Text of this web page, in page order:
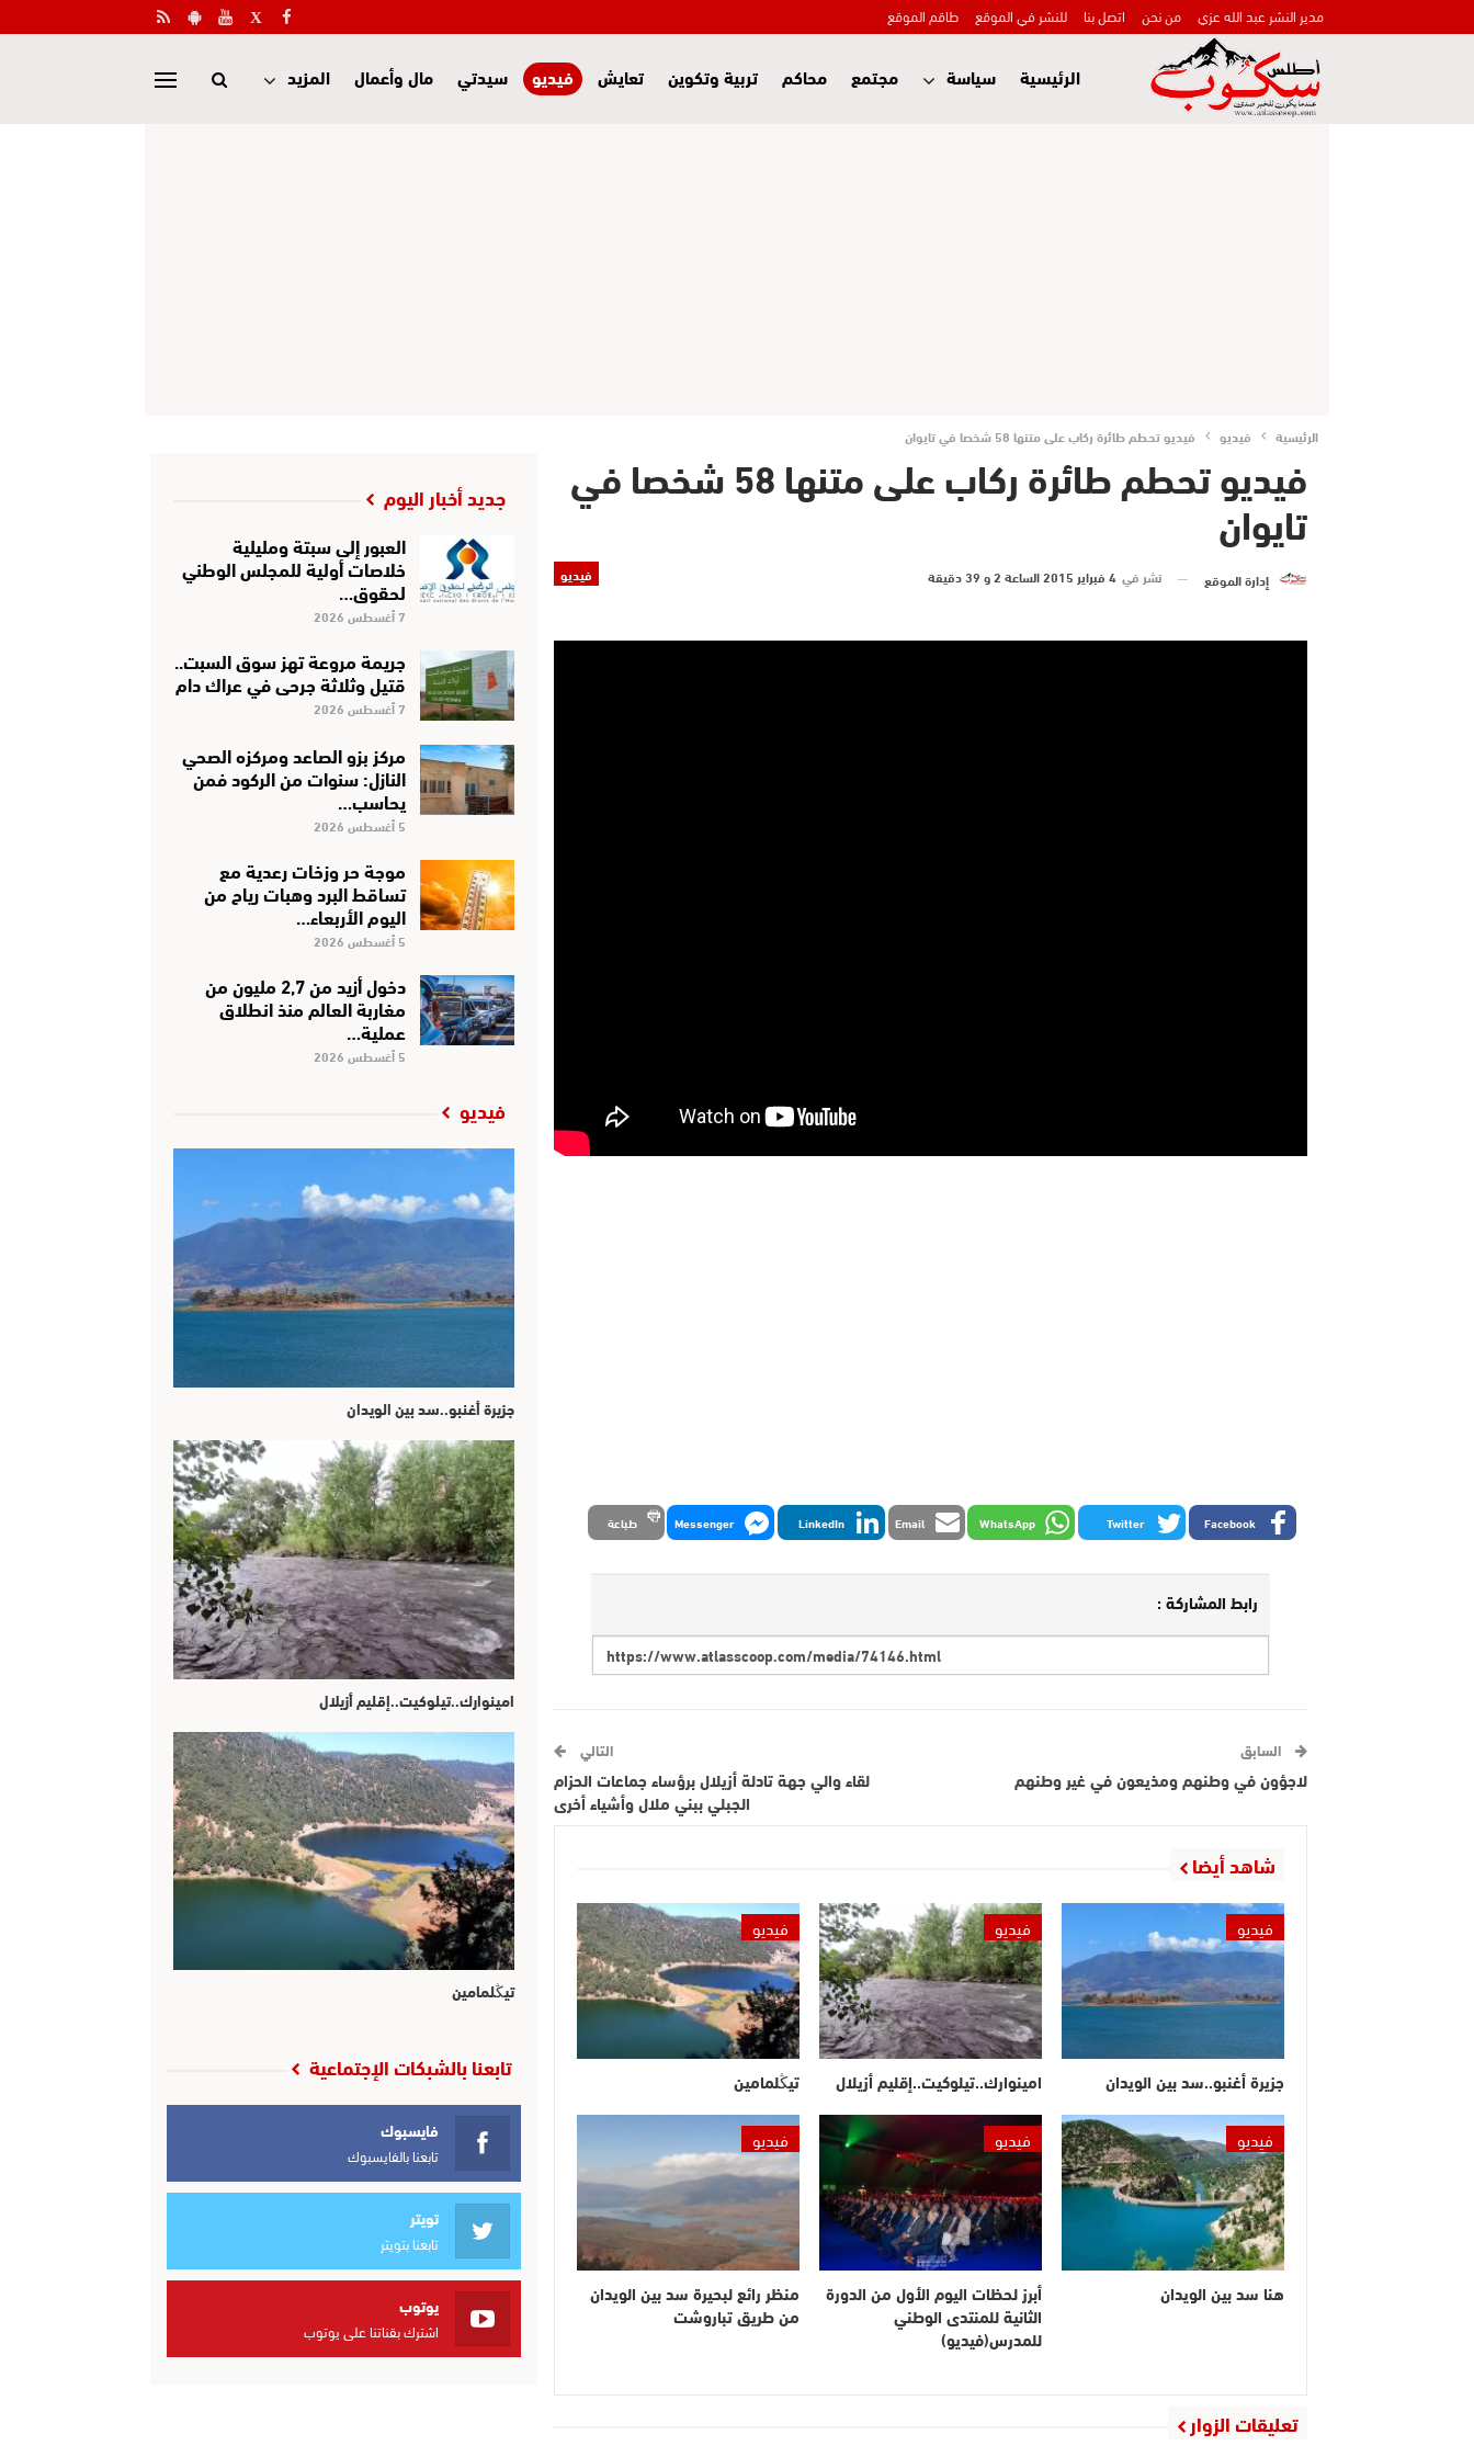
مدير النشر عبد الله عزي من نحن اتصل بنا للنشر في الموقع طاقم الموقع
الرئيسية سياسة مجتمع محاكم تربية وتكوين تعايش فيديو سيدتي مال وأعمال المزيد
الرئيسية فيديو فيديو تحطم طائرة ركاب على متنها 58 شخصا في تايوان
فيديو تحطم طائرة ركاب على متنها 58 شخصا في
تايوان
فيديو إدارة الموقع نشر في 4 فبراير 2015 الساعة 2 و 39 دقيقة
Facebook
Twitter
WhatsApp
Email
LinkedIn
Messenger طباعة
رابط المشاركة :
السابق
لاجؤون في وطنهم ومذيعون في غير وطنهم
التالي
لقاء والي جهة تادلة أزيلال برؤساء جماعات الحزام
الجبلي ببني ملال وأشياء أخرى
شاهد أيضا
فيديو
جزيرة أغنبو..سد بين الويدان
فيديو
امينوارك..تيلوكيت..إقليم أزيلال
فيديو
تيڭلمامين
فيديو
هنا سد بين الويدان
فيديو
أبرز لحظات اليوم الأول من الدورة
الثانية للمنتدى الوطني
للمدرس(فيديو)
فيديو
منظر رائع لبحيرة سد بين الويدان
من طريق تباروشت
تعليقات الزوار
جديد أخبار اليوم
العبور إلى سبتة ومليلية
خلاصات أولية للمجلس الوطني
لحقوق…
7 أغسطس 2026
جريمة مروعة تهز سوق السبت..
قتيل وثلاثة جرحى في عراك دام
7 أغسطس 2026
مركز بزو الصاعد ومركزه الصحي
النازل: سنوات من الركود فمن
يحاسب…
5 أغسطس 2026
موجة حر وزخات رعدية مع
تساقط البرد وهبات رياح من
اليوم الأربعاء…
5 أغسطس 2026
دخول أزيد من 2,7 مليون من
مغاربة العالم منذ انطلاق
عملية…
5 أغسطس 2026
فيديو
جزيرة أغنبو..سد بين الويدان
امينوارك..تيلوكيت..إقليم أزيلال
تيڭلمامين
تابعنا بالشبكات الإجتماعية
فايسبوك
تابعنا بالفايسبوك
تويتر
تابعنا بتويتر
يوتوب
اشترك بقناتنا على يوتوب